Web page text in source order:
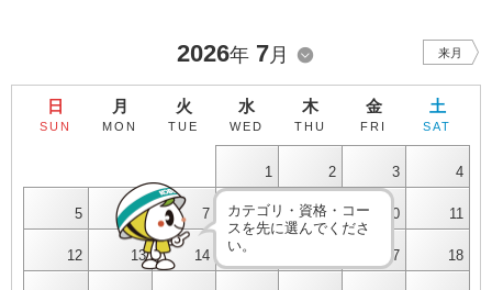
2026年 7月 来月
日
SUN
月
MON
火
TUE
水
WED
木
THU
金
FRI
土
SAT
1 2 3 4
5 6 7 8 9 10 11
12 13 14 17 18
カテゴリ・資格・コー
スを先に選んでくださ
い。